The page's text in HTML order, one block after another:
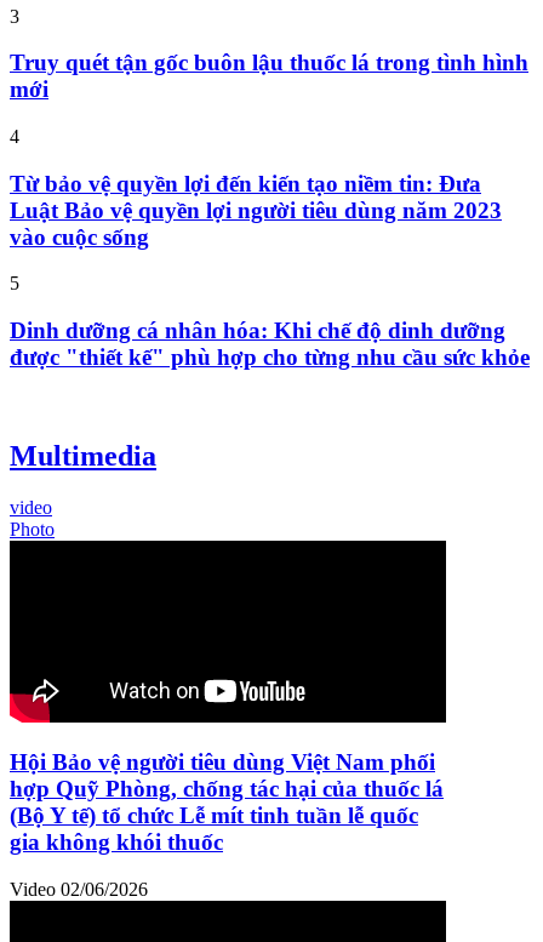
3
Truy quét tận gốc buôn lậu thuốc lá trong tình hình
mới
4
Từ bảo vệ quyền lợi đến kiến tạo niềm tin: Đưa
Luật Bảo vệ quyền lợi người tiêu dùng năm 2023
vào cuộc sống
5
Dinh dưỡng cá nhân hóa: Khi chế độ dinh dưỡng
được "thiết kế" phù hợp cho từng nhu cầu sức khỏe
Multimedia
video
Photo
Hội Bảo vệ người tiêu dùng Việt Nam phối
hợp Quỹ Phòng, chống tác hại của thuốc lá
(Bộ Y tế) tổ chức Lễ mít tinh tuần lễ quốc
gia không khói thuốc
Video 02/06/2026